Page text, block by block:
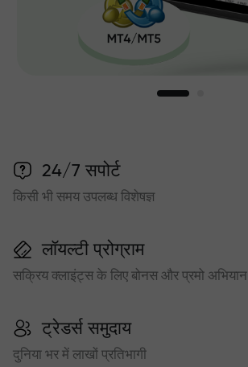
24/7 सपोर्ट
किसी भी समय उपलब्ध विशेषज्ञ
लॉयल्टी प्रोग्राम
सक्रिय क्लाइंट्स के लिए बोनस और प्रमो अभियान
ट्रेडर्स समुदाय
दुनिया भर में लाखों प्रतिभागी